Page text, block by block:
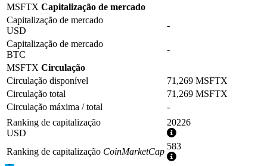
MSFTX Capitalização de mercado
Capitalização de mercado
USD
-
Capitalização de mercado
BTC
-
MSFTX Circulação
Circulação disponível
71,269 MSFTX
Circulação total
71,269 MSFTX
Circulação máxima / total
-
Ranking de capitalização
USD
20226
Mais
informações
Ranking de capitalização CoinMarketCap
583
Mais